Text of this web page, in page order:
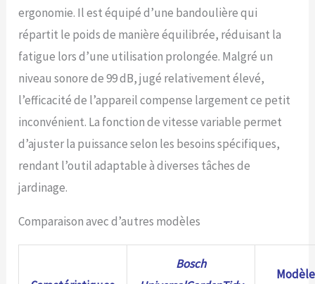
ergonomie. Il est équipé d’une bandoulière qui
répartit le poids de manière équilibrée, réduisant la
fatigue lors d’une utilisation prolongée. Malgré un
niveau sonore de 99 dB, jugé relativement élevé,
l’efficacité de l’appareil compense largement ce petit
inconvénient. La fonction de vitesse variable permet
d’ajuster la puissance selon les besoins spécifiques,
rendant l’outil adaptable à diverses tâches de
jardinage.
Comparaison avec d’autres modèles
Bosch
Modèle